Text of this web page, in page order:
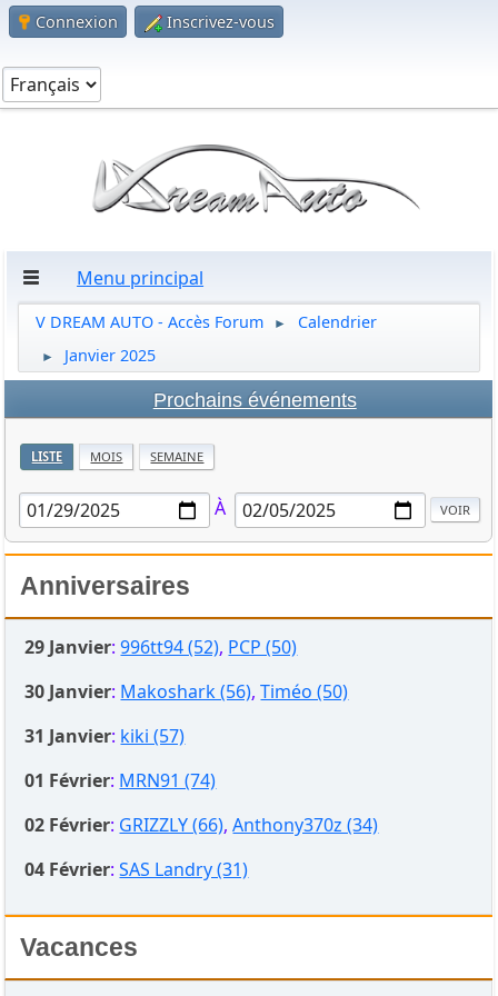
Connexion Inscrivez-vous
Menu principal
V DREAM AUTO - Accès Forum ► Calendrier
► Janvier 2025
Prochains événements
LISTE MOIS SEMAINE
À
Anniversaires
29 Janvier:996tt94 (52), PCP (50)
30 Janvier: Makoshark (56),Timéo (50)
31 Janvier: kiki (57)
01 Février: MRN91 (74)
02 Février: GRIZZLY (66),Anthony370z (34)
04 Février:SAS Landry (31)
Vacances